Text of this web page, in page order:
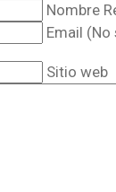
Nombre
Email
Sitio web